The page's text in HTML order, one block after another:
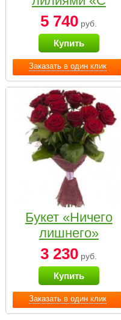
Заказать в один клик
наилучшими
пожеланиями»
5 740 руб.
Купить
Заказать в один клик
Букет «Ничего
лишнего»
3 230 руб.
Купить